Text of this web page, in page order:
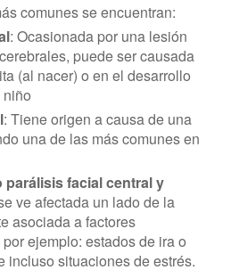
comunes se encuentran:
: Ocasionada por una lesión
puede ser causada
(al nacer) o en el desarrollo
: Tiene origen a causa de una
una de las más comunes en
parálisis facial central y
ve afectada un lado de la
asociada a factores
ejemplo: estados de ira o
incluso situaciones de estrés.